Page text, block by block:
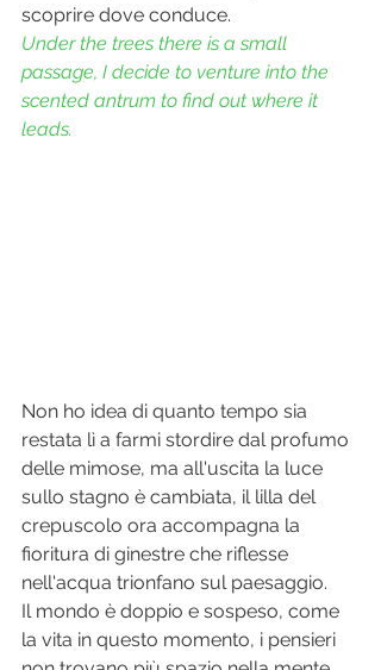
scoprire dove conduce.
Under the trees there is a small
passage, I decide to venture into the
scented antrum to find out where it
leads.
Non ho idea di quanto tempo sia
restata lì a farmi stordire dal profumo
delle mimose, ma all'uscita la luce
sullo stagno è cambiata, il lilla del
crepuscolo ora accompagna la
fioritura di ginestre che riflesse
nell'acqua trionfano sul paesaggio.
Il mondo è doppio e sospeso, come
la vita in questo momento, i pensieri